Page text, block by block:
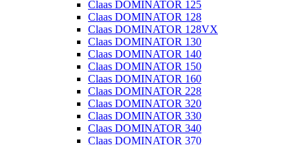
Claas DOMINATOR 125
Claas DOMINATOR 128
Claas DOMINATOR 128VX
Claas DOMINATOR 130
Claas DOMINATOR 140
Claas DOMINATOR 150
Claas DOMINATOR 160
Claas DOMINATOR 228
Claas DOMINATOR 320
Claas DOMINATOR 330
Claas DOMINATOR 340
Claas DOMINATOR 370